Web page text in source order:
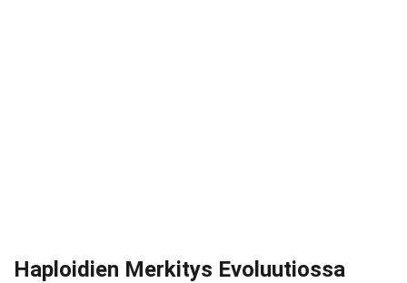
Haploidien Merkitys Evoluutiossa